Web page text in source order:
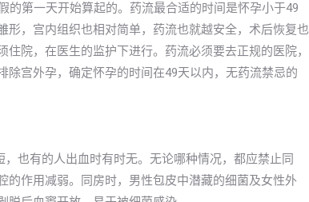
第一天开始算起的。药流最合适的时间是怀孕小于49
，宫内组织也相对简单，药流也就越安全，术后恢复也
院，在医生的监护下进行。药流必须要去正规的医院，
宫外孕，确定怀孕的时间在49天以内，无药流禁忌的
也有的人出血时有时无。无论哪种情况，都应禁止同
作用减弱。同房时，男性包皮中潜藏的细菌及女性外